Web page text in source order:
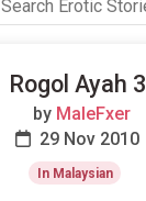
Rogol Ayah 3
by MaleFxer
29 Nov 2010
In Malaysian